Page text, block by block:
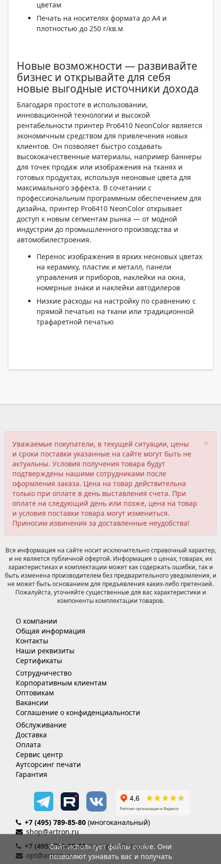
цветам
Печать на носителях формата до A4 и
плотностью до 250 г/кв.м
Новые возможности — развивайте
бизнес и открывайте для себя
новые выгодные источники дохода
Благодаря простоте в использовании,
инновационной технологии и высокой
рентабельности принтер Pro6410 NeonColor является
экономичным средством для привлечения новых
клиентов. Он позволяет быстро создавать
высококачественные материалы, например баннеры
для точек продаж или изображения на тканях и
готовых продуктах, используя неоновые цвета для
максимального эффекта. В сочетании с
профессиональным программным обеспечением для
дизайна, принтер Pro6410 NeonColor открывает
доступ к новым сегментам рынка — от модной
индустрии до промышленного производства и
автомобилестроения.
Перенос изображения в ярких неоновых цветах
на керамику, пластик и металл, панели
управления и приборов, наклейки на окна,
номерные знаки и наклейки автодилеров
Низкие расходы на настройку по сравнению с
прямой печатью на ткани или традиционной
трафаретной печатью
×
Уважаемые покупатели, в текущей ситуации, цены
и сроки поставки указанные на сайте могут быть не
актуальны. Условия получения товара будут
подтверждены нашими сотрудниками после
оформления заказа. Цена на товар действительна
только при оплате в день выставления счета. При
оплате на следующий день или позже, цена на товар
и условия поставки товара могут измениться.
Приносим извинения за доставленные неудобства!
Вся информация на сайте носит исключительно справочный характер,
и не является публичной офертой. Информация о ценах, товарах, их
характеристиках и комплектации может как содержать ошибки, так и
быть изменена производителем без предварительного уведомления, и
не может быть основанием для предъявления каких-либо претензий.
Пожалуйста, уточняйте существенные для вас характеристики и
компоненты комплектации товаров.
О компании
Общая информация
Контакты
Наши реквизиты
Сертификаты
Сотрудничество
Корпоративным клиентам
Оптовикам
Вакансии
Соглашение о конфиденциальности
Обслуживание
Доставка
Оплата
Сервис центр
Аутсорсинг печати
Гарантия
+7 (495) 789-85-80 (многоканальный)
shop@artron.ru
+7 (495) 789-85-86(дилерский отдел)
opt@artron.ru
Сайт использует файлы cookie. Они
позволяют узнавать вас и получать